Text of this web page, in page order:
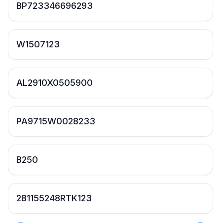
BP723346696293
W1507123
AL2910X0505900
PA9715W0028233
B250
281155248RTK123